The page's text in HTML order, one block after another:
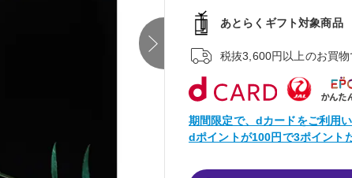
あとらくギフト対象商品
税抜3,600円以上のお買物
期間限定で、dカードをご利用
dポイントが100円で3ポイント